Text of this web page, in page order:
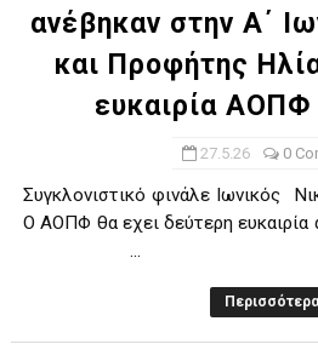
ανέβηκαν στην Α΄
και Προφήτης
ευκαιρία ΑΟΠΦ
27.5.26 0
Συγκλονιστικό φινάλε Ιωνικός
Ο ΑOΠΦ θα εχει δεύτερη
...
Περισσότερα